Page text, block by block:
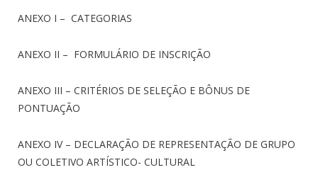
ANEXO I – CATEGORIAS
ANEXO II – FORMULÁRIO DE INSCRIÇÃO
ANEXO III – CRITÉRIOS DE SELEÇÃO E BÔNUS DE
PONTUAÇÃO
ANEXO IV – DECLARAÇÃO DE REPRESENTAÇÃO DE GRUPO
OU COLETIVO ARTÍSTICO- CULTURAL